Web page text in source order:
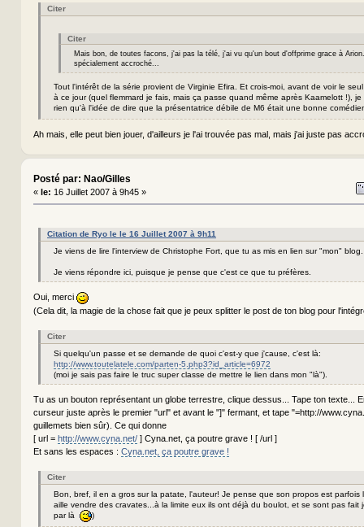
Citer
Citer
Mais bon, de toutes facons, j'ai pas la télé, j'ai vu qu'un bout d'offprime grace à
spécialement accroché...
Tout l'intérêt de la série provient de Virginie Efira. Et crois-moi, avant de voir le
à ce jour (quel flemmard je fais, mais ça passe quand même après Kaamelott !),
rien qu'à l'idée de dire que la présentatrice débile de M6 était une bonne
Ah mais, elle peut bien jouer, d'ailleurs je l'ai trouvée pas mal, mais j'ai juste pas
Posté par: Nao/Gilles
« le: 16 Juillet 2007 à 9h45 »
Citation de Ryo le le 16 Juillet 2007 à 9h11
Je viens de lire l'interview de Christophe Fort, que tu as mis en lien sur "mon" blog.
Je viens répondre ici, puisque je pense que c'est ce que tu préfères.
Oui, merci
(Cela dit, la magie de la chose fait que je peux splitter le post de ton blog pour
Citer
Si quelqu'un passe et se demande de quoi c'est-y que j'cause, c'est là:
http://www.toutelatele.com/parten-5.php3?id_article=6972
(moi je sais pas faire le truc super classe de mettre le lien dans mon "là").
Tu as un bouton représentant un globe terrestre, clique dessus... Tape ton texte...
curseur juste après le premier "url" et avant le "]" fermant, et tape "=http://
guillemets bien sûr). Ce qui donne
[ url = http://www.cyna.net/] Cyna.net, ça poutre grave ! [ /url ]
Et sans les espaces : Cyna.net, ça poutre grave !
Citer
Bon, bref, il en a gros sur la patate, l'auteur! Je pense que son propos est parfois
aille vendre des cravates...à la limite eux ils ont déjà du boulot, et se sont pas fait
par là
)